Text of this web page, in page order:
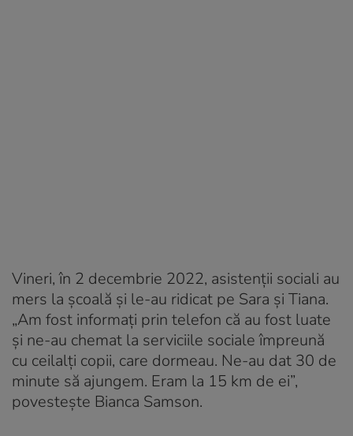
Vineri, în 2 decembrie 2022, asistenții sociali au
mers la școală și le-au ridicat pe Sara și Tiana.
„Am fost informați prin telefon că au fost luate
și ne-au chemat la serviciile sociale împreună
cu ceilalți copii, care dormeau. Ne-au dat 30 de
minute să ajungem. Eram la 15 km de ei”,
povestește Bianca Samson.